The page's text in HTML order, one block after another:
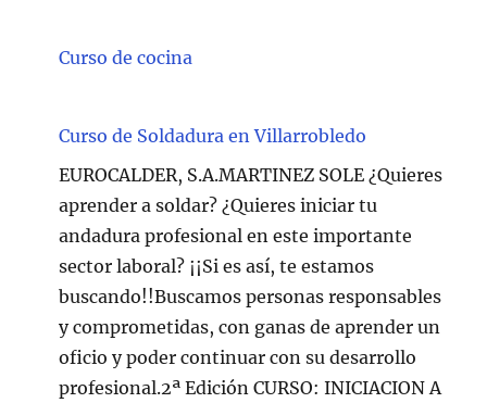
Curso de cocina
Curso de Soldadura en Villarrobledo
EUROCALDER, S.A.MARTINEZ SOLE ¿Quieres
aprender a soldar? ¿Quieres iniciar tu
andadura profesional en este importante
sector laboral? ¡¡Si es así, te estamos
buscando!!Buscamos personas responsables
y comprometidas, con ganas de aprender un
oficio y poder continuar con su desarrollo
profesional.2ª Edición CURSO: INICIACION A